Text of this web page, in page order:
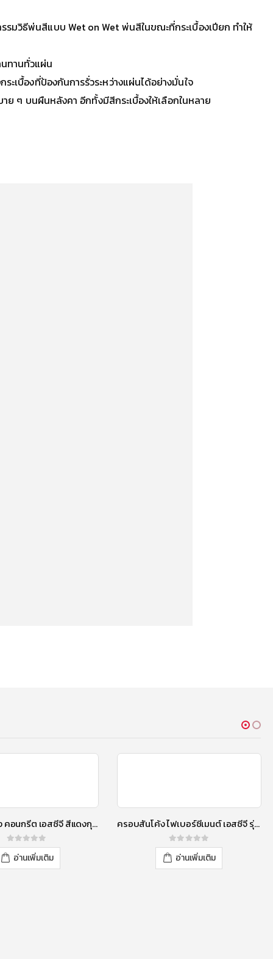
มวิธีพ่นสีแบบ Wet on Wet พ่นสีในขณะที่กระเบื้องเปียก ทำให้
ทานทั่วแผ่น
เบื้องที่ป้องกันการรั่วระหว่างแผ่นได้อย่างมั่นใจ
ย ๆ บนผืนหลังคา อีกทั้งมีสีกระเบื้องให้เลือกในหลาย
ครอบสันโค้ง คอนกรีต เอสซีจี สีแดงกุหลาบ
0out of 5
อ่านเพิ่มเติม
ครอบสันโค้ง ไฟเบอร์ซีเมนต์ เอสซีจี รุ่นลอนคู่ สีแดงประกายมุก
0out of 5
อ่านเพิ่มเติม